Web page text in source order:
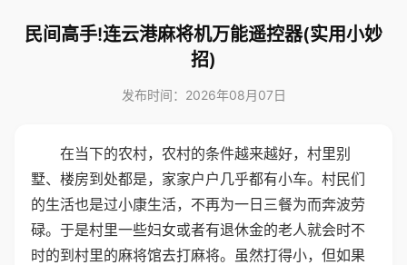
民间高手!连云港麻将机万能遥控器(实用小妙
招)
发布时间：2026年08月07日
在当下的农村，农村的条件越来越好，村里别
墅、楼房到处都是，家家户户几乎都有小车。村民们
的生活也是过小康生活，不再为一日三餐为而奔波劳
碌。于是村里一些妇女或者有退休金的老人就会时不
时的到村里的麻将馆去打麻将。虽然打得小，但如果